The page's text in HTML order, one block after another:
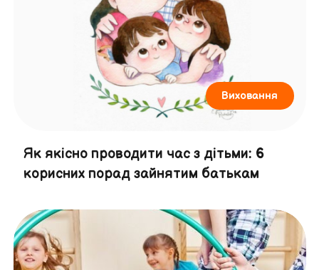
Виховання
Як якісно проводити час з дітьми: 6
корисних порад зайнятим батькам